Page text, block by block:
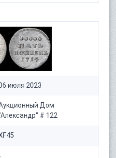
июля 2023
Дом
# 122